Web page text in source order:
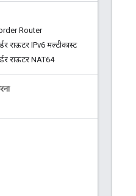
Router
राऊटर IPv6 मल्टीकास्ट
राऊटर NAT64